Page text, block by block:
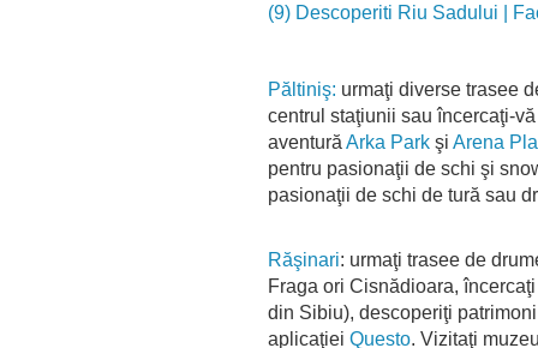
(9) Descoperiti Riu Sadului |
Păltiniş: urmaţi diverse trasee
centrul staţiunii sau încercaţi-
aventură Arka Park şi Arena
pentru pasionaţii de schi şi
pasionaţii de schi de tură sau
Răşinari: urmaţi trasee de
Fraga ori Cisnădioara,
din Sibiu), descoperiţi
aplicaţiei Questo. Vizitaţi